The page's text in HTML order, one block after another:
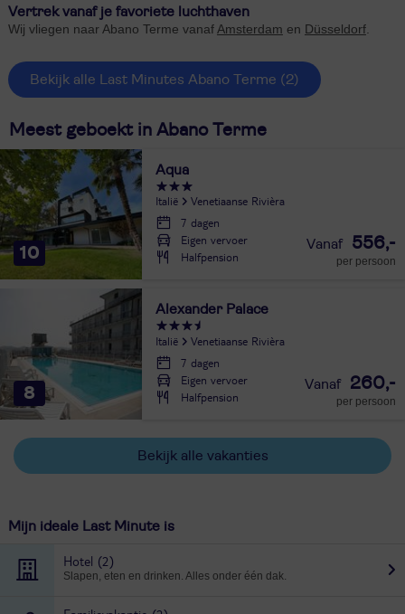
Vertrek vanaf je favoriete luchthaven
Wij vliegen naar Abano Terme vanaf Amsterdam en Düsseldorf.
Bekijk alle Last Minutes Abano Terme (2)
Meest geboekt in Abano Terme
10
Aqua
Italië
Venetiaanse Rivièra
7 dagen
Eigen vervoer
Halfpension
556,-
per persoon
8
Alexander Palace
Italië
Venetiaanse Rivièra
7 dagen
Eigen vervoer
Halfpension
260,-
per persoon
Bekijk alle vakanties
Mijn ideale Last Minute is
Hotel (2)
Slapen, eten en drinken. Alles onder één dak.